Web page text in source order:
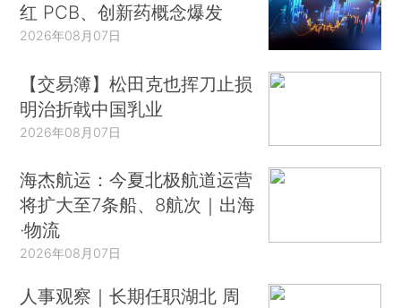
红 PCB、创新药概念爆发
2026年08月07日
【交易簿】松田克也挥刀止损
明治折戟中国乳业
2026年08月07日
海杰航运：今夏北极航道运营
将扩大至7条船、8航次｜出海
·物流
2026年08月07日
人事观察｜长期任职湖北 周